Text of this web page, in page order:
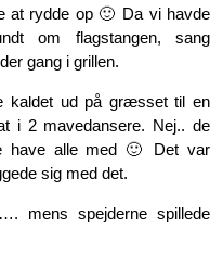
at rydde op 🙂 Da vi havde
om flagstangen, sang
gang i grillen.
kaldet ud på græsset til en
i 2 mavedansere. Nej.. de
have alle med 🙂 Det var
sig med det.
mens spejderne spillede